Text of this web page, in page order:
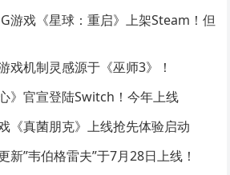
游戏《星球：重启》上架Steam！但
戏机制灵感源于《巫师3》！
》官宣登陆Switch！今年上线
《真菌朋克》上线抢先体验启动
新”韦伯格雷夫”于7月28日上线！